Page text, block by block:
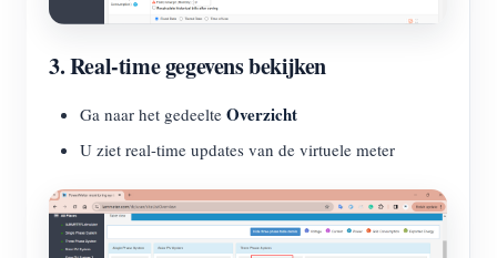
3. Real-time gegevens bekijken
Ga naar het gedeelte Overzicht
U ziet real-time updates van de virtuele meter